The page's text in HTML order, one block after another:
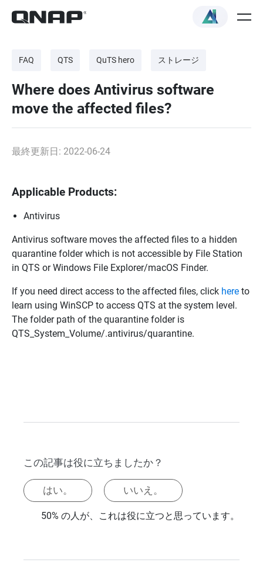
FAQ QTS QuTS hero ストレージ
Where does Antivirus software
move the affected files?
最終更新日: 2022-06-24
Applicable Products:
Antivirus
Antivirus software moves the affected files to a hidden
quarantine folder which is not accessible by File Station
in QTS or Windows File Explorer/macOS Finder.
If you need direct access to the affected files, click here to
learn using WinSCP to access QTS at the system level.
The folder path of the quarantine folder is
QTS_System_Volume/.antivirus/quarantine.
この記事は役に立ちましたか？
はい。 いいえ。
50% の人が、これは役に立つと思っています。